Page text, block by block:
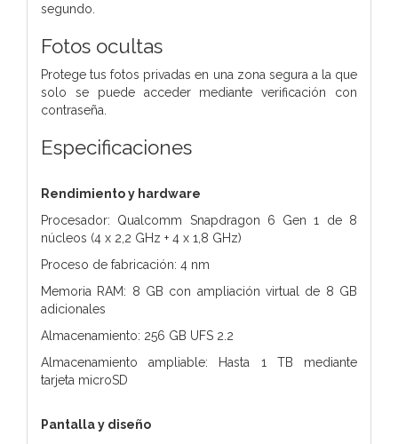
segundo.
Fotos ocultas
Protege tus fotos privadas en una zona segura a la que
solo se puede acceder mediante verificación con
contraseña.
Especificaciones
Rendimiento y hardware
Procesador: Qualcomm Snapdragon 6 Gen 1 de 8
núcleos (4 x 2,2 GHz + 4 x 1,8 GHz)
Proceso de fabricación: 4 nm
Memoria RAM: 8 GB con ampliación virtual de 8 GB
adicionales
Almacenamiento: 256 GB UFS 2.2
Almacenamiento ampliable: Hasta 1 TB mediante
tarjeta microSD
Pantalla y diseño